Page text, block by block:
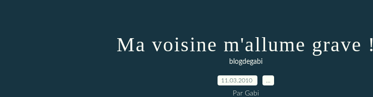
Ma voisine m'allume grave !
blogdegabi
11.03.2010
Par Gabi